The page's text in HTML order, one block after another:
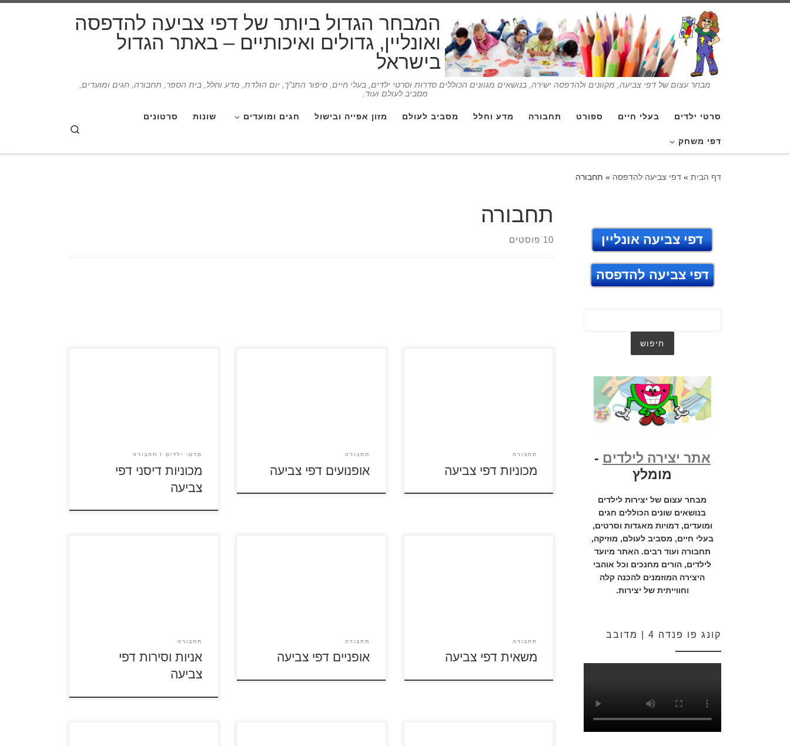
המבחר הגדול ביותר של דפי צביעה להדפסה
ואונליין, גדולים ואיכותיים – באתר הגדול
בישראל
מבחר עצום של דפי צביעה, מקוונים ולהדפסה ישירה, בנושאים מגוונים הכוללים סדרות וסרטי ילדים, בעלי חיים, סיפור התנ"ך, יום הולדת, מדע וחלל, בית הספר, תחבורה, חגים ומועדים,
מסביב לעולם ועוד.
סרטי ילדים בעלי חיים ספורט תחבורה מדע וחלל מסביב לעולם מזון אפייה ובישול חגים ומועדים שונות סרטונים
דפי משחק
דף הבית » דפי צביעה להדפסה » תחבורה
תחבורה
10 פוסטים
תחבורה
מכוניות דפי צביעה
תחבורה
אופנועים דפי צביעה
סרטי ילדים תחבורה
מכוניות דיסני דפי
צביעה
תחבורה
משאית דפי צביעה
תחבורה
אופניים דפי צביעה
תחבורה
אניות וסירות דפי
צביעה
דפי צביעה אונליין
דפי צביעה להדפסה
אתר יצירה לילדים -
מומלץ
מבחר עצום של יצירות לילדים
בנושאים שונים הכוללים חגים
ומועדים, דמויות מאגדות וסרטים,
בעלי חיים, מסביב לעולם, מוזיקה,
תחבורה ועוד רבים. האתר מיועד
לילדים, הורים מחנכים וכל אוהבי
היצירה המוזמנים להכנה קלה
וחווייתית של יצירות.
קונג פו פנדה 4 | מדובב